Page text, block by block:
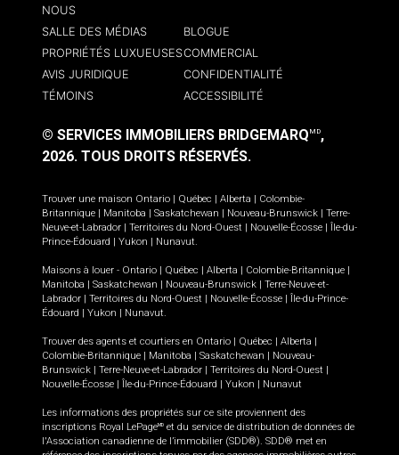
NOUS
SALLE DES MÉDIAS
BLOGUE
PROPRIÉTÉS LUXUEUSESCOMMERCIAL
AVIS JURIDIQUE
CONFIDENTIALITÉ
TÉMOINS
ACCESSIBILITÉ
© SERVICES IMMOBILIERS BRIDGEMARQ MD,
2026. TOUS DROITS RÉSERVÉS.
Trouver une maison Ontario Québec Alberta
Colombie-
Britannique
Manitoba Saskatchewan Nouveau-Brunswick
Terre-
Neuve-et-Labrador
Territoires du Nord-Ouest Nouvelle-Écosse
Île-du-
Prince-Édouard
Yukon Nunavut.
Maisons à louer - Ontario Québec Alberta Colombie-Britannique
Manitoba
Saskatchewan Nouveau-Brunswick
Terre-Neuve-et-
Labrador
Territoires du Nord-Ouest Nouvelle-Écosse
Île-du-Prince-
Édouard
Yukon Nunavut.
Trouver des agents et courtiers en Ontario Québec Alberta
Colombie-Britannique
Manitoba Saskatchewan
Nouveau-
Brunswick
Terre-Neuve-et-Labrador Territoires du Nord-Ouest
Nouvelle-Écosse
Île-du-Prince-Édouard Yukon Nunavut
Les informations des propriétés sur ce site proviennent des
inscriptions Royal LePageMD et du service de distribution de données de
l'Association canadienne de l’immobilier (SDD®). SDD® met en